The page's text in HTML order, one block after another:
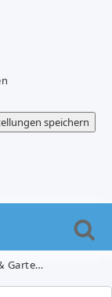
speichern
Garten